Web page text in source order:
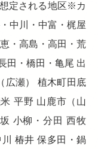
定される地区※カ
中川・中富・梶屋
・高島・高田・荒
田・橋田・亀尾 出
広瀬） 植木町田底
平野 山鹿市（山
小柳・分田 西牧
椿井 保多田・鍋